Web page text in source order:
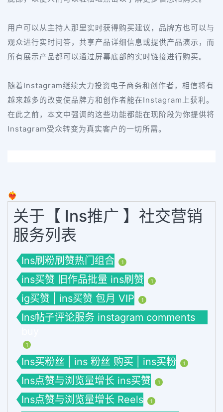
用户可以从主持人那里实时获得购买建议，品牌方也可以与
观众进行实时问答，共享产品详细信息或提供产品演示，而
所有展示产品都可以通过屏幕底部的实时链接进行购买。
随着Instagram继续大力投资电子商务和创作者，相信将有
越来越多的改变使品牌方和创作者能在Instagram 上获利。
在此之前，本文中强调的这些功能都能在现阶段为你提供将
Instagram受众转变为真实客户的一切所需。
❤️‍🔥
关于【 Ins推广 】社交营销
服务列表
Ins刷粉刷赞热门组合 1
ins买赞 旧作品批量 ins刷赞 1
ig买赞 | ins买赞 包月 VIP 1
Ins帖子评论服务 instagram comments
1
Ins买粉丝 | ins 粉丝 购买 | ins买粉 1
Ins点赞与浏览量增长 ins买赞 1
Ins点赞与浏览量增长 Reels 1